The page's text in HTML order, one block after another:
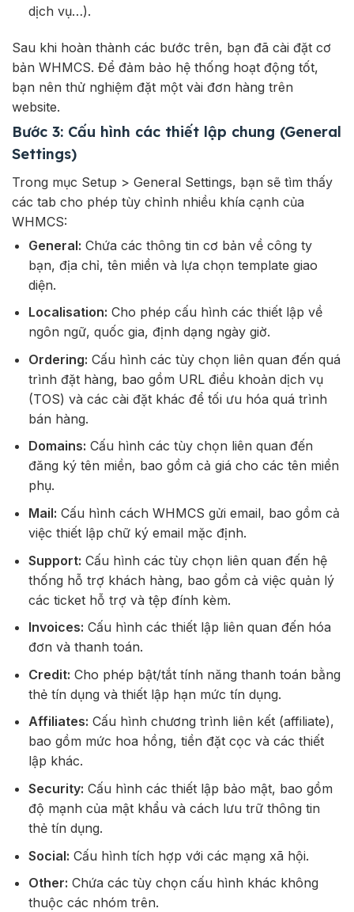
dịch vụ…).
Sau khi hoàn thành các bước trên, bạn đã cài đặt cơ
bản WHMCS. Để đảm bảo hệ thống hoạt động tốt,
bạn nên thử nghiệm đặt một vài đơn hàng trên
website.
Bước 3: Cấu hình các thiết lập chung (General
Settings)
Trong mục Setup > General Settings, bạn sẽ tìm thấy
các tab cho phép tùy chỉnh nhiều khía cạnh của
WHMCS:
General: Chứa các thông tin cơ bản về công ty
bạn, địa chỉ, tên miền và lựa chọn template giao
diện.
Localisation: Cho phép cấu hình các thiết lập về
ngôn ngữ, quốc gia, định dạng ngày giờ.
Ordering: Cấu hình các tùy chọn liên quan đến quá
trình đặt hàng, bao gồm URL điều khoản dịch vụ
(TOS) và các cài đặt khác để tối ưu hóa quá trình
bán hàng.
Domains: Cấu hình các tùy chọn liên quan đến
đăng ký tên miền, bao gồm cả giá cho các tên miền
phụ.
Mail: Cấu hình cách WHMCS gửi email, bao gồm cả
việc thiết lập chữ ký email mặc định.
Support: Cấu hình các tùy chọn liên quan đến hệ
thống hỗ trợ khách hàng, bao gồm cả việc quản lý
các ticket hỗ trợ và tệp đính kèm.
Invoices: Cấu hình các thiết lập liên quan đến hóa
đơn và thanh toán.
Credit: Cho phép bật/tắt tính năng thanh toán bằng
thẻ tín dụng và thiết lập hạn mức tín dụng.
Affiliates: Cấu hình chương trình liên kết (affiliate),
bao gồm mức hoa hồng, tiền đặt cọc và các thiết
lập khác.
Security: Cấu hình các thiết lập bảo mật, bao gồm
độ mạnh của mật khẩu và cách lưu trữ thông tin
thẻ tín dụng.
Social: Cấu hình tích hợp với các mạng xã hội.
Other: Chứa các tùy chọn cấu hình khác không
thuộc các nhóm trên.